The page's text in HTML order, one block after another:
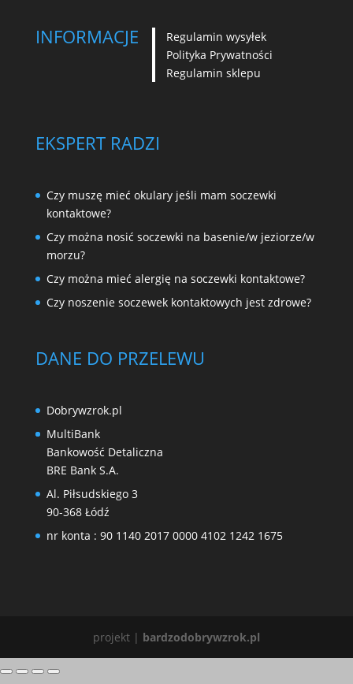
INFORMACJE
Regulamin wysyłek
Polityka Prywatności
Regulamin sklepu
EKSPERT RADZI
Czy muszę mieć okulary jeśli mam soczewki
kontaktowe?
Czy można nosić soczewki na basenie/w jeziorze/w
morzu?
Czy można mieć alergię na soczewki kontaktowe?
Czy noszenie soczewek kontaktowych jest zdrowe?
DANE DO PRZELEWU
Dobrywzrok.pl
MultiBank
Bankowość Detaliczna
BRE Bank S.A.
Al. Piłsudskiego 3
90-368 Łódź
nr konta : 90 1140 2017 0000 4102 1242 1675
projekt | bardzodobrywzrok.pl